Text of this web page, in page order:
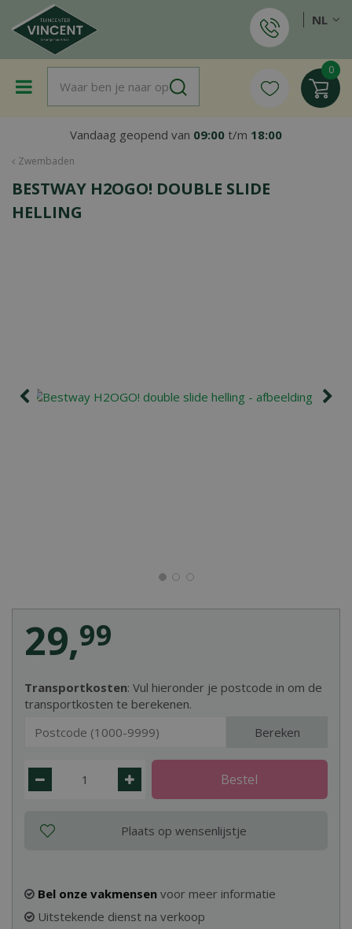
a
Zwembaden
Vandaag geopend van 09:00 t/m 18:00
NL
BESTWAY H2OGO! DOUBLE SLIDE
HELLING
Transportkosten: Vul hieronder je postcode in om de
transportkosten te berekenen.
Bereken
29,99
Bel onze vakmensen voor meer informatie
Uitstekende dienst na verkoop